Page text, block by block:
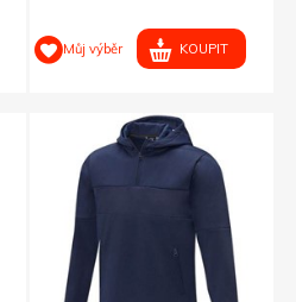
Můj výběr KOUPIT